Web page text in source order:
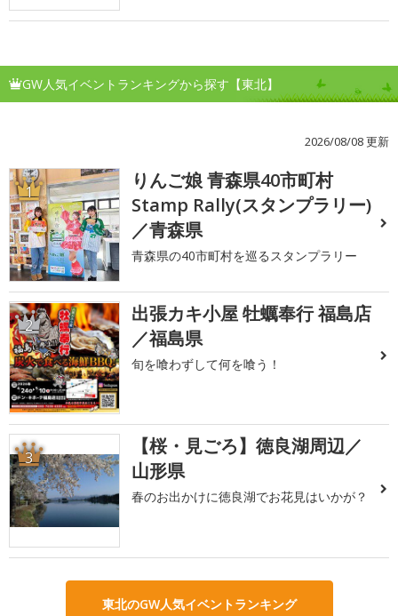
GW人気イベントランキングから探す【東北】
2026/08/08 更新
1
りんご娘 青森県40市町村
Stamp Rally(スタンプラリー)
／青森県
青森県の40市町村を巡るスタンプラリー
2
出張カキ小屋 牡蠣奉行 福島店
／福島県
旬を喰わずして何を喰う！
3
【桜・見ごろ】徳良湖周辺／
山形県
春のお出かけに徳良湖でお花見はいかが？
東北のGW人気イベントランキング